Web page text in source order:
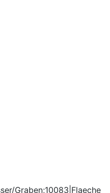
Graben;10083|Flaeche